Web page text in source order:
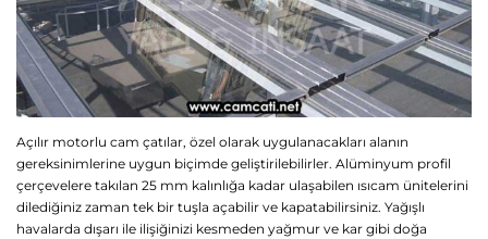
Açılır motorlu cam çatılar, özel olarak uygulanacakları alanın
gereksinimlerine uygun biçimde geliştirilebilirler. Alüminyum profil
çerçevelere takılan 25 mm kalınlığa kadar ulaşabilen ısıcam ünitelerini
dilediğiniz zaman tek bir tuşla açabilir ve kapatabilirsiniz. Yağışlı
havalarda dışarı ile ilişiğinizi kesmeden yağmur ve kar gibi doğa